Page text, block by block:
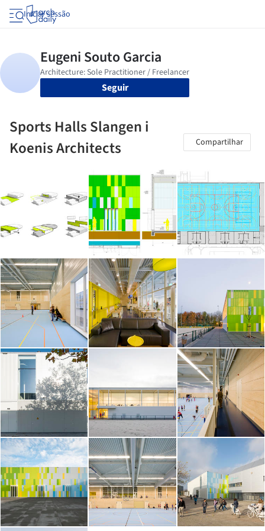
Iniciar sessão
Seguir
Sports Halls Slangen i
Koenis Architects
Compartilhar